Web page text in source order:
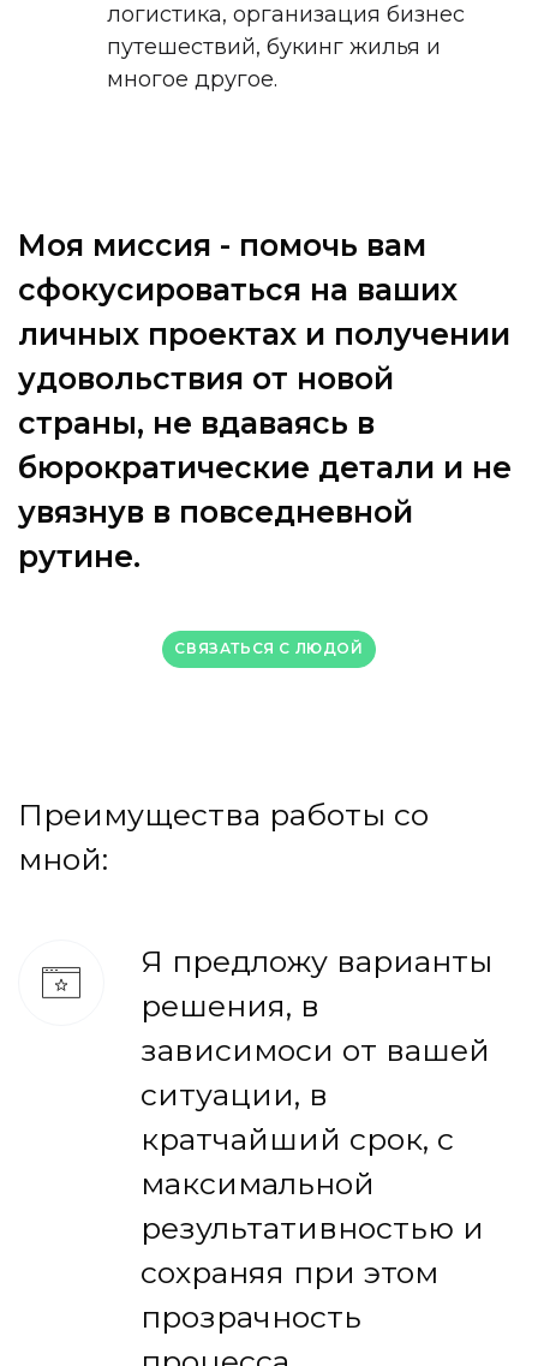
логистика, организация бизнес
путешествий, букинг жилья и
многое другое.
Моя миссия - помочь вам
сфокусироваться на ваших
личных проектах и получении
удовольствия от новой
страны, не вдаваясь в
бюрократические детали и не
увязнув в повседневной
рутине.
СВЯЗАТЬСЯ C ЛЮДОЙ
Преимущества работы со
мной:
Я предложу варианты
решения, в
зависимоси от вашей
ситуации, в
кратчайший срок, с
максимальной
результативностью и
сохраняя при этом
прозрачность